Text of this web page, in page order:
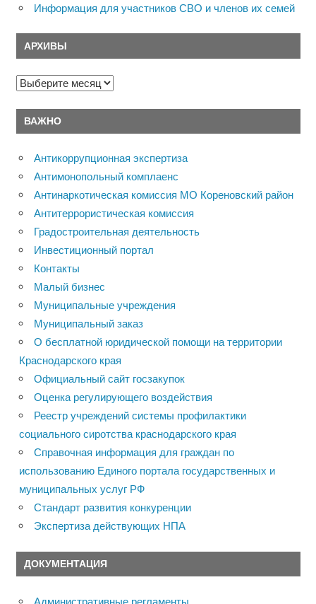
Информация для участников СВО и членов их семей
АРХИВЫ
Архивы
ВАЖНО
Антикоррупционная экспертиза
Антимонопольный комплаенс
Антинаркотическая комиссия МО Кореновский район
Антитеррористическая комиссия
Градостроительная деятельность
Инвестиционный портал
Контакты
Малый бизнес
Муниципальные учреждения
Муниципальный заказ
О бесплатной юридической помощи на территории
Краснодарского края
Официальный сайт госзакупок
Оценка регулирующего воздействия
Реестр учреждений системы профилактики
социального сиротства краснодарского края
Справочная информация для граждан по
использованию Единого портала государственных и
муниципальных услуг РФ
Стандарт развития конкуренции
Экспертиза действующих НПА
ДОКУМЕНТАЦИЯ
Административные регламенты